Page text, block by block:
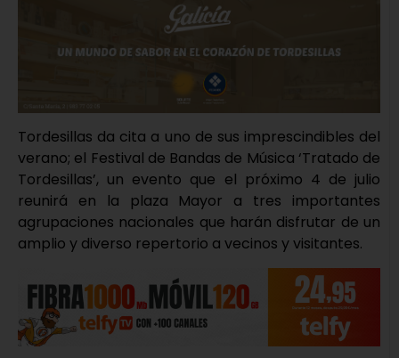
Tordesillas da cita a uno de sus imprescindibles del
verano; el Festival de Bandas de Música ‘Tratado de
Tordesillas’, un evento que el próximo 4 de julio
reunirá en la plaza Mayor a tres importantes
agrupaciones nacionales que harán disfrutar de un
amplio y diverso repertorio a vecinos y visitantes.